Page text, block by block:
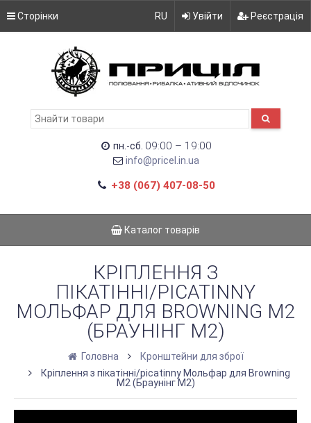
Сторінки RU Увійти Реєстрація
пн.-сб. 09:00 – 19:00
info@pricel.in.ua
+38 (067) 407-08-50
Каталог товарів
КРІПЛЕННЯ З
ПІКАТІННІ/PICATINNY
МОЛЬФАР ДЛЯ BROWNING M2
(БРАУНІНГ М2)
Головна
Кронштейни для зброї
Кріплення з пікатінні/picatinny Мольфар для Browning
M2 (Браунінг М2)